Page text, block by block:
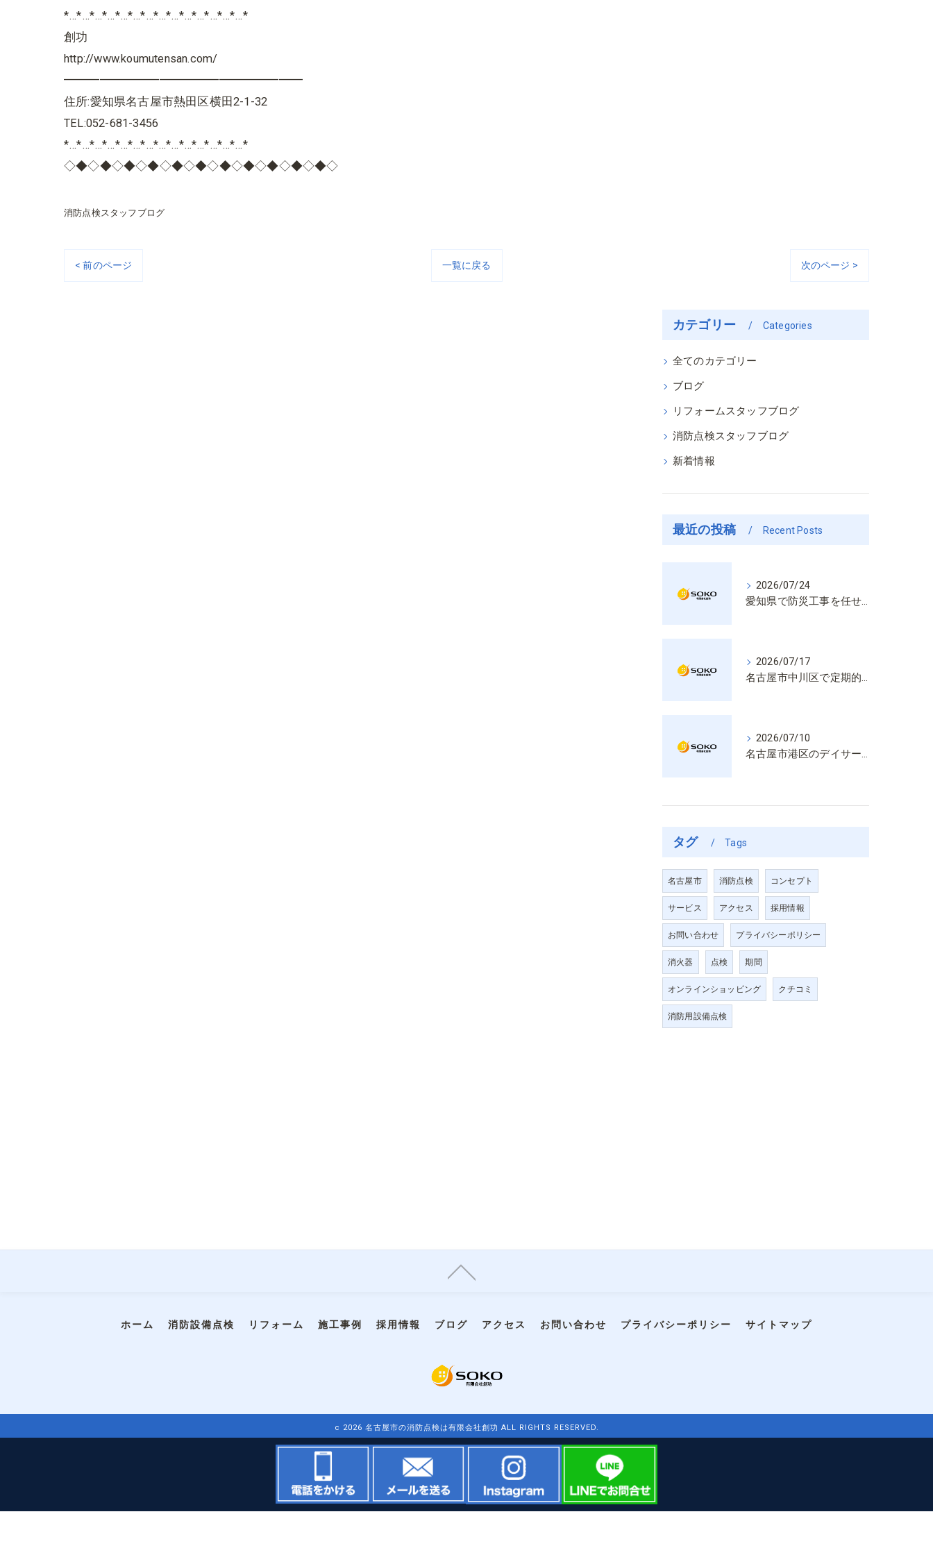
*…*…*…*…*…*…*…*…*…*…*…*…*…*…*
創功
http://www.koumutensan.com/
━━━━━━━━━━━━━━━━━━━━
住所:愛知県名古屋市熱田区横田2-1-32
TEL:052-681-3456
*…*…*…*…*…*…*…*…*…*…*…*…*…*…*
◇◆◇◆◇◆◇◆◇◆◇◆◇◆◇◆◇◆◇◆◇◆◇
消防点検スタッフブログ
< 前のページ 一覧に戻る 次のページ >
カテゴリー Categories
全てのカテゴリー
ブログ
リフォームスタッフブログ
消防点検スタッフブログ
新着情報
最近の投稿 Recent Posts
2026/07/24
愛知県で防災工事を任せるなら経験と技術で安心を提供する老舗業者
2026/07/17
名古屋市中川区で定期的な消防設備点検や整備はいざという時の命を守る安心管理
2026/07/10
名古屋市港区のデイサービス消防設備点検は消火器具や誘導灯も丁寧に作業を進めます
タグ Tags
名古屋市 消防点検 コンセプト
サービス アクセス 採用情報
お問い合わせ プライバシーポリシー
消火器 点検 期間
オンラインショッピング クチコミ
消防用設備点検
ホーム 消防設備点検 リフォーム 施工事例 採用情報 ブログ アクセス お問い合わせ プライバシーポリシー サイトマップ
c 2026 名古屋市の消防点検は有限会社創功 ALL RIGHTS RESERVED.